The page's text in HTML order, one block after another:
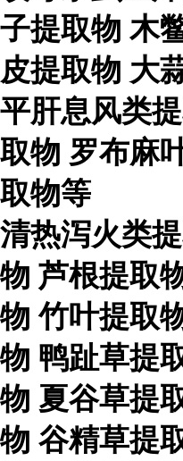
子提取物 木
皮提取物 大
平肝息风类
取物 罗布麻
取物等
清热泻火类
物 芦根提取
物 竹叶提取
物 鸭趾草提
物 夏谷草提
物 谷精草提